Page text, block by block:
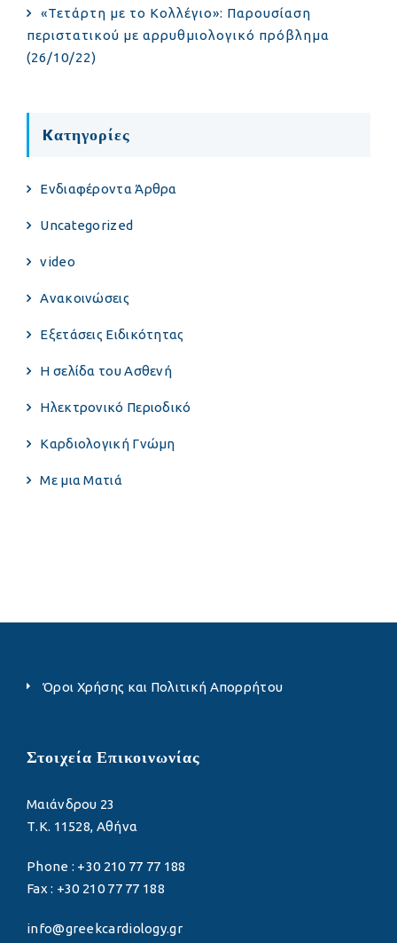
«Τετάρτη με το Κολλέγιο»: Παρουσίαση
περιστατικού με αρρυθμιολογικό πρόβλημα
(26/10/22)
Kατηγορίες
Eνδιαφέροντα Άρθρα
Uncategorized
video
Ανακοινώσεις
Εξετάσεις Ειδικότητας
Η σελίδα του Ασθενή
Ηλεκτρονικό Περιοδικό
Καρδιολογική Γνώμη
Με μια Ματιά
Όροι Χρήσης και Πολιτική Απορρήτου
Στοιχεία Επικοινωνίας
Μαιάνδρου 23
Τ.Κ. 11528, Αθήνα
Phone : +30 210 77 77 188
Fax : +30 210 77 77 188
info@greekcardiology.gr